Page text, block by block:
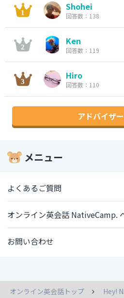
Shohei
回答数：138
Ken
回答数：119
Hiro
回答数：110
アドバイザ
メニュー
よくあるご質問
オンライン英会話 NativeCamp.
お問い合わせ
オンライン英会話トップ
Hey!